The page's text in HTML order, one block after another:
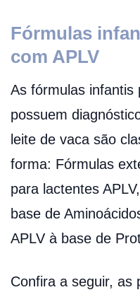
Fórmulas
com APLV
As fórmulas infantis
possuem
leite de vaca são
forma: Fórmulas
para lactentes
base de
APLV à base de
Confira a seguir, as